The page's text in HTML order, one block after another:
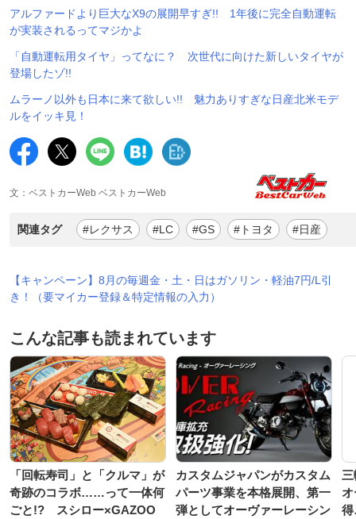
アルファードより巨大なX9の展開早すぎ!! 1年後に完全自動運転
が実装されるってマジかよ
「自動運転用タイヤ」ってなに？ 次世代に向けた新しいタイヤが
登場したゾ!!
ムラーノ以外も日本に来て欲しい!! 魅力ありすぎな日産北米モデ
ルをイッキ見！
文：ベストカーWeb ベストカーWeb
関連タグ #レクサス #LC #GS #トヨタ #日産
【キャンペーン】8月の毎週金・土・日はガソリン・軽油7円/L引
き！（要マイカー登録＆特定情報の入力）
こんな記事も読まれています
「回転寿司」と「クルマ」が
奇跡のコラボ……って一体何
ごと!? スシロー×GAZOO
カスタムジャパンがカスタム
パーツ事業を本格展開、第一
弾としてオーヴァーレーシン
オ